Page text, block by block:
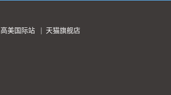
高美国际站
天猫旗舰店